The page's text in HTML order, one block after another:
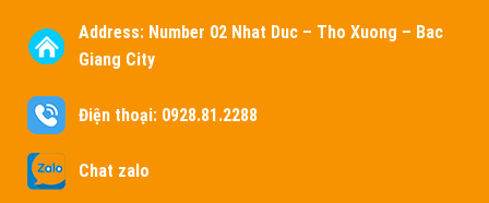
Address: Number 02 Nhat Duc – Tho Xuong – Bac
Giang City
Điện thoại: 0928.81.2288
Chat zalo